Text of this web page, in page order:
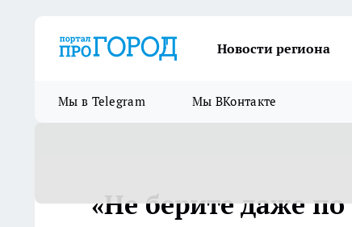
Новости региона
Мы в Telegram Мы ВКонтакте
«Не берите даже